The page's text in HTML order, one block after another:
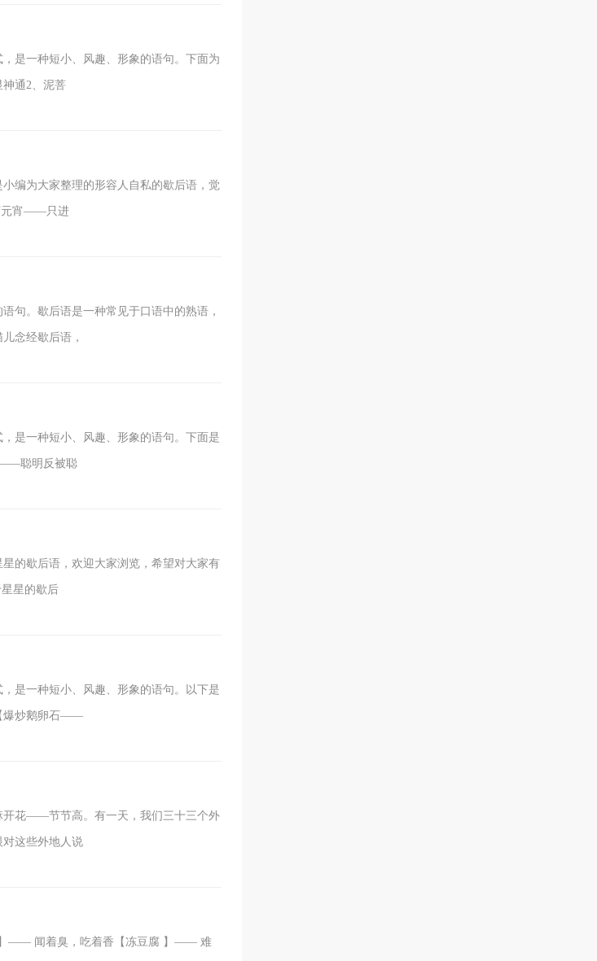
是一种短小、风趣、形象的语句。下面为
通2、泥菩
编为大家整理的形容人自私的歇后语，觉
元宵——只进
句。歇后语是一种常见于口语中的熟语，
念经歇后语，
是一种短小、风趣、形象的语句。下面是
——聪明反被聪
的歇后语，欢迎大家浏览，希望对大家有
星的歇后
是一种短小、风趣、形象的语句。以下是
爆炒鹅卵石——
开花——节节高。有一天，我们三十三个外
这些外地人说
—— 闻着臭，吃着香【冻豆腐 】—— 难